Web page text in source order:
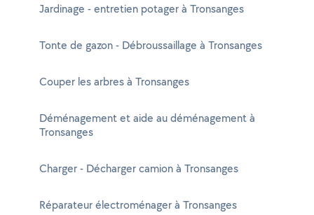
Jardinage - entretien potager à Tronsanges
Tonte de gazon - Débroussaillage à Tronsanges
Couper les arbres à Tronsanges
Déménagement et aide au déménagement à
Tronsanges
Charger - Décharger camion à Tronsanges
Réparateur électroménager à Tronsanges